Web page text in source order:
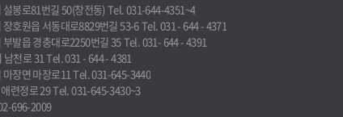
봉로81번길 50(창전동) Tel. 031-644-4351~4
장호원읍 서동대로8829번길 53-6Tel. 031 - 644 - 4371
부발읍 경충대로2250번길 35Tel. 031- 644 - 4391
남천로 31 Tel. 031 - 644 - 4381
장면 마장로11 Tel. 031-645-3440
련정로 29Tel. 031-645-3430~3
696-2009